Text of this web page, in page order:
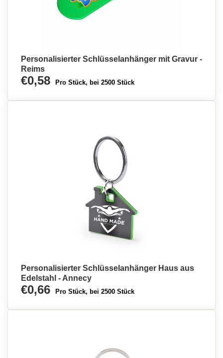
Personalisierter Schlüsselanhänger mit Gravur -
Reims
€0,58 Pro Stück, bei 2500 Stück
Personalisierter Schlüsselanhänger Haus aus
Edelstahl - Annecy
€0,66 Pro Stück, bei 2500 Stück